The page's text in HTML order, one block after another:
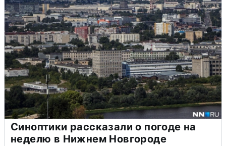
Синоптики рассказали о погоде на
неделю в Нижнем Новгороде